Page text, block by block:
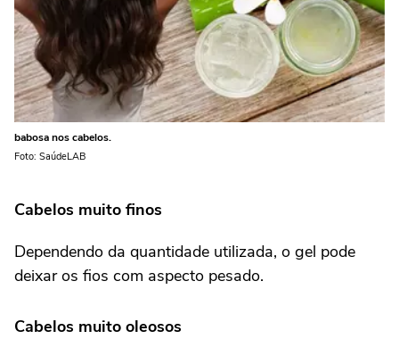
babosa nos cabelos.
Foto: SaúdeLAB
Cabelos muito finos
Dependendo da quantidade utilizada, o gel pode
deixar os fios com aspecto pesado.
Cabelos muito oleosos